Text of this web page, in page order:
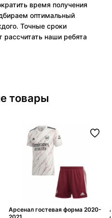
время получения
оптимальный
Точные сроки
рассчитать наши ребята
товары
Арсенал гостевая форма 2020-